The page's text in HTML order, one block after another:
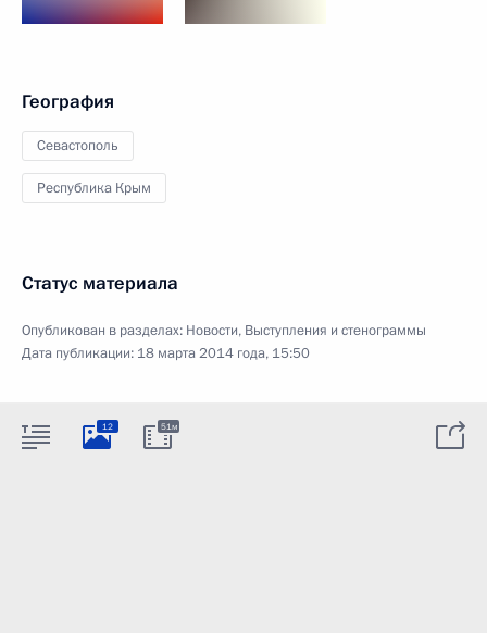
География
Севастополь
Республика Крым
Статус материала
Опубликован в разделах: Новости, Выступления и стенограммы
Дата публикации: 18 марта 2014 года, 15:50
12 51м